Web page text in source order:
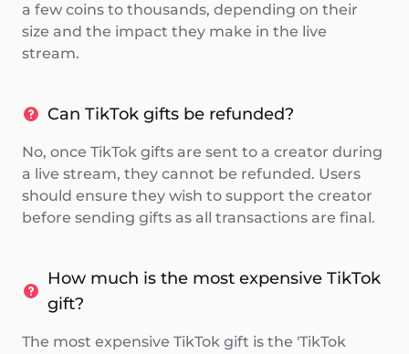
a few coins to thousands, depending on their
size and the impact they make in the live
stream.
Can TikTok gifts be refunded?
No, once TikTok gifts are sent to a creator during
a live stream, they cannot be refunded. Users
should ensure they wish to support the creator
before sending gifts as all transactions are final.
How much is the most expensive TikTok
gift?
The most expensive TikTok gift is the 'TikTok